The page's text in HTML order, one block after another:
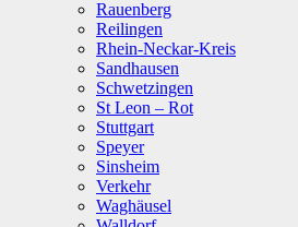
Rauenberg
Reilingen
Rhein-Neckar-Kreis
Sandhausen
Schwetzingen
St Leon – Rot
Stuttgart
Speyer
Sinsheim
Verkehr
Waghäusel